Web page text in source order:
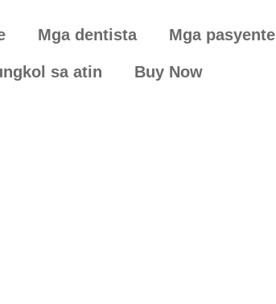
Mga dentista Mga pasyente
sa atin Buy Now